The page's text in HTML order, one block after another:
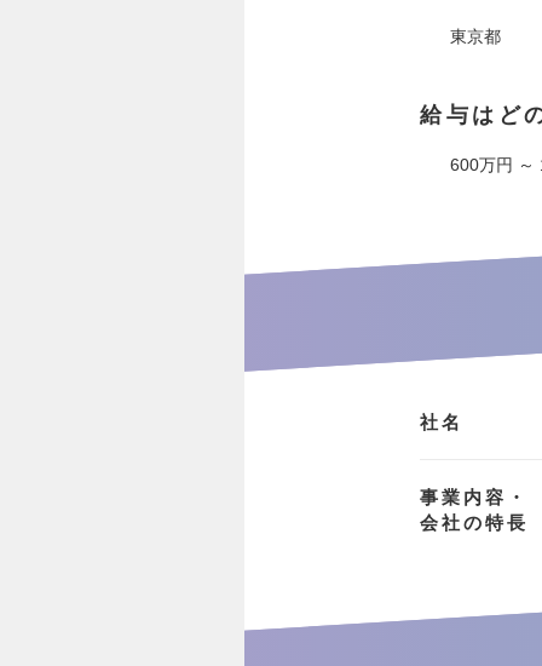
東京都
給与はど
600万円 ～
社名
事業内容・
会社の特長